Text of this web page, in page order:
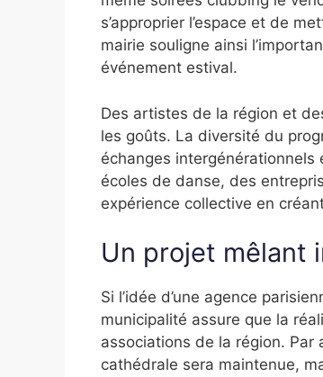
s’approprier l’espace et de
mairie souligne ainsi
événement estival.
Des artistes de la région et
les goûts. La diversité du
échanges
écoles de danse, des
expérience collective en
Un projet mêlant
Si l’idée d’une agence
municipalité assure que la
associations de la région.
cathédrale sera maintenue,